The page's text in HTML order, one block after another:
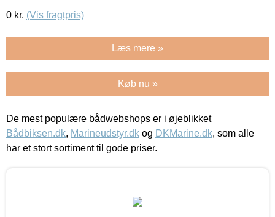
0 kr. (Vis fragtpris)
Læs mere »
Køb nu »
De mest populære bådwebshops er i øjeblikket
Bådbiksen.dk, Marineudstyr.dk og DKMarine.dk, som alle
har et stort sortiment til gode priser.